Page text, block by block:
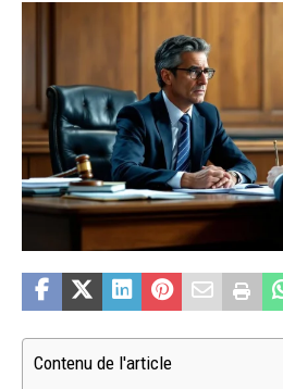
Contenu de l'article